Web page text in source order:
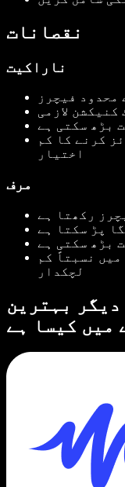
نقصانات
ناراکیت
محدود فیچرز
کنیکشن لازمی
بڑھ سکتی ہے
کرنے کا کم
اختیار
مرف
رکھتا ہے
پڑ سکتا ہے
بڑھ سکتی ہے
نسبتاً کم
لچکدار
بہترین
میں کیسا ہے